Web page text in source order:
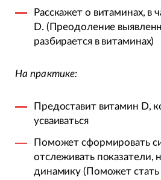
Расскажет о витаминах, в
D. (Преодоление
разбирается в витаминах)
На практике:
Предоставит витамин D,
усваиваться
Поможет сформировать
отслеживать показатели,
динамику (Поможет стать